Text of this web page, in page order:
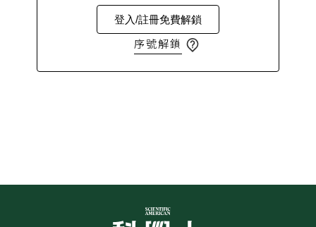
登入/註冊免費解鎖
序號解鎖